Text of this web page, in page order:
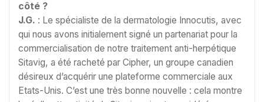
côté ?
J.G. : Le spécialiste de la dermatologie Innocutis, avec
qui nous avons initialement signé un partenariat pour la
commercialisation de notre traitement anti-herpétique
Sitavig, a été racheté par Cipher, un groupe canadien
désireux d’acquérir une plateforme commerciale aux
Etats-Unis. C’est une très bonne nouvelle : cela montre